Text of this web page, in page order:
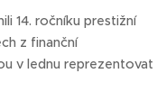
14. ročníku prestižní
z finanční
v lednu reprezentovat